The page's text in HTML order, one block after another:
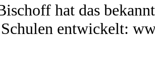
hat das
entwickelt: